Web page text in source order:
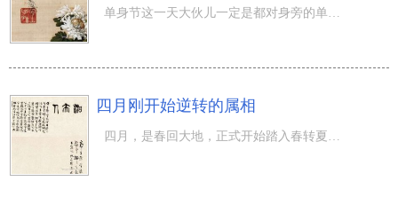
单身节这一天大伙儿一定是都对身旁的单身汉各种各样调侃，它是一年中最更为单身汉们驳回申诉颜面的节日了。
四月刚开始逆转的属相